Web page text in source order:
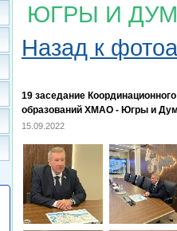
ЮГРЫ И
Назад к
19 заседание
образований ХМАО - Югры и
15.09.2022